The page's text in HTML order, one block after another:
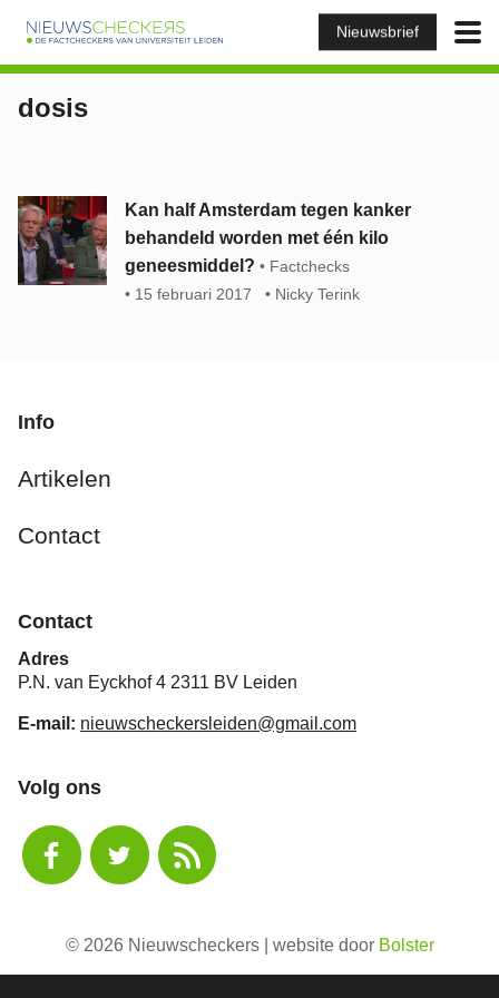
Nieuwsbrief
dosis
Kan half Amsterdam tegen kanker
behandeld worden met één kilo
geneesmiddel?
Factchecks
15 februari 2017
Nicky Terink
Info
Artikelen
Contact
Contact
Adres
P.N. van Eyckhof 4 2311 BV Leiden
E-mail: nieuwscheckersleiden@gmail.com
Volg ons
© 2026 Nieuwscheckers | website door Bolster